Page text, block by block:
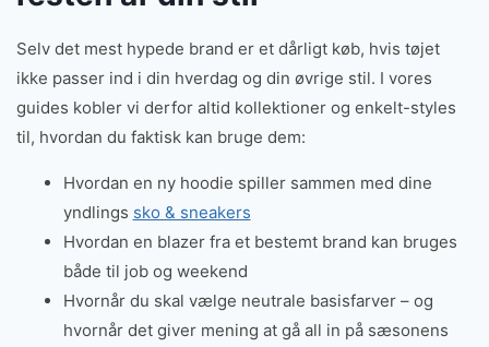
Selv det mest hypede brand er et dårligt køb, hvis tøjet
ikke passer ind i din hverdag og din øvrige stil. I vores
guides kobler vi derfor altid kollektioner og enkelt-styles
til, hvordan du faktisk kan bruge dem:
Hvordan en ny hoodie spiller sammen med dine
yndlings sko & sneakers
Hvordan en blazer fra et bestemt brand kan bruges
både til job og weekend
Hvornår du skal vælge neutrale basisfarver – og
hvornår det giver mening at gå all in på sæsonens